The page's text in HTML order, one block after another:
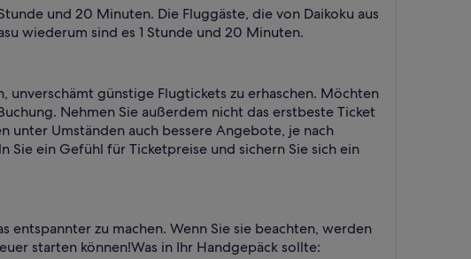
und 20 Minuten. Die Fluggäste, die von Daikoku aus
wiederum sind es 1 Stunde und 20 Minuten.
günstige Flugtickets zu erhaschen. Möchten
Nehmen Sie außerdem nicht das erstbeste Ticket
unter Umständen auch bessere Angebote, je nach
Sie ein Gefühl für Ticketpreise und sichern Sie sich ein
zu machen. Wenn Sie sie beachten, werden
starten können!Was in Ihr Handgepäck sollte: